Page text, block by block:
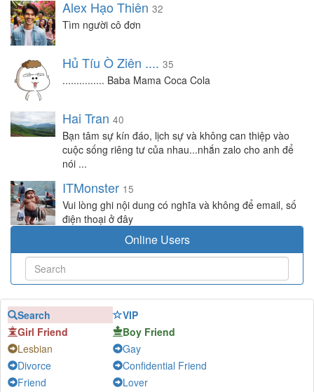
Alex Hạo Thiên 32
Tìm người cô đơn
Hủ Tíu Ò Ziên .... 35
............... Baba Mama Coca Cola
Hai Tran 40
Bạn tâm sự kín đáo, lịch sự và không can thiệp vào
cuộc sống riêng tư của nhau...nhắn zalo cho anh để
nói ...
ITMonster 15
Vui lòng ghi nội dung có nghĩa và không để email, số
điện thoại ở đây
Online Users
Search
VIP
Girl Friend
Boy Friend
Lesbian
Gay
Divorce
Confidential Friend
Friend
Lover